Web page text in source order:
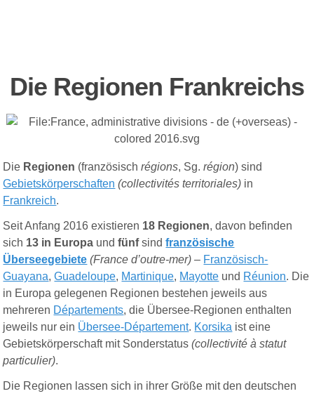
Die Regionen Frankreichs
Die Regionen (französisch régions, Sg.région) sind
Gebietskörperschaften (collectivités territoriales) in
Frankreich.
Seit Anfang 2016 existieren 18 Regionen, davon befinden
sich 13 in Europa undfünf sindfranzösische
Überseegebiete (France d’outre-mer) – Französisch-
Guayana,Guadeloupe, Martinique, Mayotte und Réunion. Die
in Europa gelegenen Regionen bestehen jeweils aus
mehreren Départements, die Übersee-Regionen enthalten
jeweils nur ein Übersee-Département. Korsika ist eine
Gebietskörperschaft mit Sonderstatus(collectivité à statut
particulier).
Die Regionen lassen sich in ihrer Größe mit den deutschen